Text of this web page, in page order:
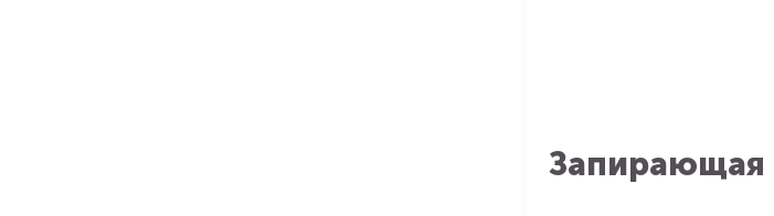
Запирающая